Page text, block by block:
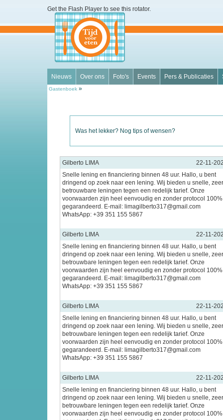
Get the Flash Player to see this rotator.
Nieuws Over ons Foto's Events Pers & Publicaties
Gastenboek »
Was het lekker? Nog tips of wensen?
Gilberto LIMA
22-11-
Snelle lening en financiering binnen 48 uur. Hallo, u bent
dringend op zoek naar een lening. Wij bieden u snelle, zeer
betrouwbare leningen tegen een redelijk tarief. Onze
voorwaarden zijn heel eenvoudig en zonder protocol 100%
gegarandeerd. E-mail: limagilberto317@gmail.com
WhatsApp: +39 351 155 5867
Gilberto LIMA
22-11-
Snelle lening en financiering binnen 48 uur. Hallo, u bent
dringend op zoek naar een lening. Wij bieden u snelle, zeer
betrouwbare leningen tegen een redelijk tarief. Onze
voorwaarden zijn heel eenvoudig en zonder protocol 100%
gegarandeerd. E-mail: limagilberto317@gmail.com
WhatsApp: +39 351 155 5867
Gilberto LIMA
22-11-
Snelle lening en financiering binnen 48 uur. Hallo, u bent
dringend op zoek naar een lening. Wij bieden u snelle, zeer
betrouwbare leningen tegen een redelijk tarief. Onze
voorwaarden zijn heel eenvoudig en zonder protocol 100%
gegarandeerd. E-mail: limagilberto317@gmail.com
WhatsApp: +39 351 155 5867
Gilberto LIMA
22-11-
Snelle lening en financiering binnen 48 uur. Hallo, u bent
dringend op zoek naar een lening. Wij bieden u snelle, zeer
betrouwbare leningen tegen een redelijk tarief. Onze
voorwaarden zijn heel eenvoudig en zonder protocol 100%